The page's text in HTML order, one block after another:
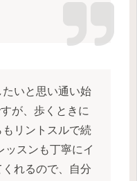
いと思い通い始
が、歩くときに
リントスルで続
ッスンも丁寧にイ
れるので、自分